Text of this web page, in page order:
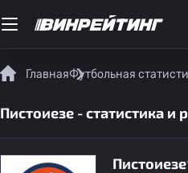
ГлавнаяФутбольная
Пистоиезе - статистика и
Пистоиезе